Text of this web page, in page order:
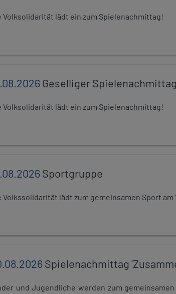
Volksolidarität lädt ein zum Spielenachmittag!
Geselliger Spielenachmittag
Volksolidarität lädt ein zum Spielenachmittag!
Sportgruppe
Volkssolidarität lädt zum gemeinsamen Sport am
Spielenachmittag
und Jugendliche werden zum